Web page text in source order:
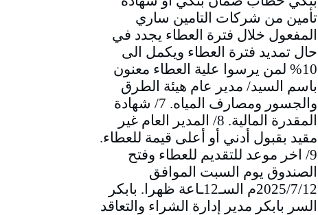
تأمين من شركات التامين ساري
المفعول خلال فترة العطاء يجدد في
حال تمديد فترة العطاء ويكمل الى
10% لمن يرسوا علية العطاء معنون
باسم السيد/ مدير عام هيئة الطرق
والجسور ومصارف المياه. 7/ شهادة
المقدرة المالية. 8/ المدير العام غير
مقيد بقبول أدني أو أعلى قيمة للعطاء.
9/ اخر موعد للتقديم للعطاء وفتح
الصندوق يوم السبت الموافق
2025/7/12م السـ12ـاعة ظهرا. بابكر
السر بابكر مدير إدارة الشراء والتعاقد